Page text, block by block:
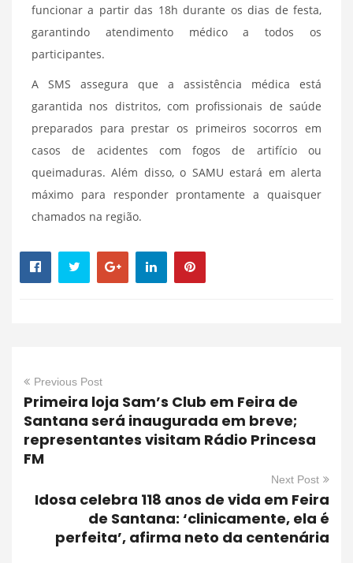
funcionar a partir das 18h durante os dias de festa,
garantindo atendimento médico a todos os
participantes.
A SMS assegura que a assistência médica está
garantida nos distritos, com profissionais de saúde
preparados para prestar os primeiros socorros em
casos de acidentes com fogos de artifício ou
queimaduras. Além disso, o SAMU estará em alerta
máximo para responder prontamente a quaisquer
chamados na região.
Previous Post
Primeira loja Sam’s Club em Feira de
Santana será inaugurada em breve;
representantes visitam Rádio Princesa
FM
Next Post
Idosa celebra 118 anos de vida em Feira
de Santana: ‘clinicamente, ela é
perfeita’, afirma neto da centenária